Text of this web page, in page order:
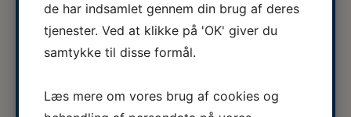
Uddannelseskalender
07.08.2026
de har indsamlet gennem din brug af deres
tjenester. Ved at klikke på 'OK' giver du
samtykke til disse formål.
Læs mere om vores brug af cookies og